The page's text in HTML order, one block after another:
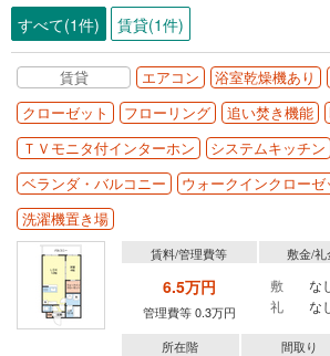
すべて(1件) 賃貸(1件)
賃貸 エアコン 浴室乾燥機あり
クローゼット
フローリング 追い焚き機能
ＴＶモニタ付インターホン
システムキッチン
ベランダ・バルコニー
ウォークインクローゼ
洗濯機置き場
賃料/管理費等
6.5万円
管理費等 0.3万円
敷金/礼
敷
な
礼
な
所在階 間取り